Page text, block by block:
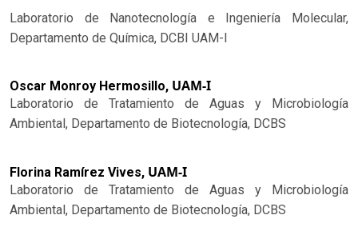
Laboratorio de Nanotecnología e Ingeniería Molecular,
Departamento de Química, DCBI UAM-I
Oscar Monroy Hermosillo, UAM-I
Laboratorio de Tratamiento de Aguas y Microbiología
Ambiental, Departamento de Biotecnología, DCBS
Florina Ramírez Vives, UAM-I
Laboratorio de Tratamiento de Aguas y Microbiología
Ambiental, Departamento de Biotecnología, DCBS